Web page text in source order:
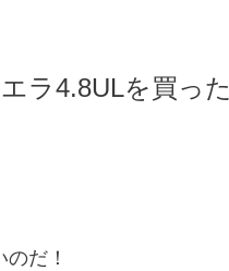
ラ4.8ULを買った
だ！